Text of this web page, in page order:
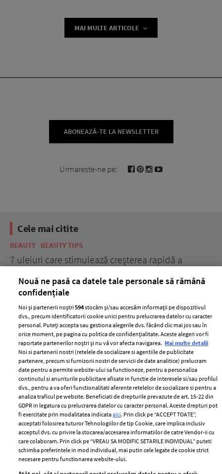
MAI MULTE ARTICOLE
ABONEAZĂ-TE LA NEWSLETTER
Urmareste-ne pe:
Cele mai citite
BEAUTY BEAUTY TIPS
7 uleiuri care stimulează creșterea rapidă a
ELLE Style Awards
2024
Despre ELLE
Romania
Contact
Abonamente
Termeni si conditii
Politica de
confidențialitate
Politica de cookies
Publicitate
Nouă ne pasă ca datele tale personale să rămână
confidențiale
Noi și partenerii noștri594stocăm și/sau accesăm informații pe dispozitivul
dvs., precum identificatorii cookie unici pentru prelucrarea datelor cu caracter
personal. Puteți accepta sau gestiona alegerile dvs. făcând clic mai jos sau în
orice moment, pe pagina cu politica de confidențialitate. Aceste alegeri vor fi
raportate partenerilor noștri și nu vă vor afecta navigarea. Mai multe detalii
Noi si partenerii nostri (retelele de socializare si agentiile de publicitate
partenere, precum si furnizorii nostri de servicii de date analitice) prelucram
date pentru a permite website-ului sa functioneze, pentru a personaliza
continutul si anunturile publicitare afisate in functie de interesele si/sau profilul
dvs., pentru a va oferi functionalitati aferente retelelor de socializare si pentru a
analiza traficul pe website. Beneficiati de drepturile prevazute de art. 15-22 din
GDPR in legatura cu prelucrarea datelor cu caracter personal. Aceste drepturi pot
fi exercitate prin modalitatea indicataaici. Prin click pe “ACCEPT TOATE”,
acceptati folosirea tuturor Tehnologiilor de tip Cookie, care implica inclusiv
acceptul dvs. cu privire la stocarea/accesarea informatiilor de catre Vendor-ii cu
care colaboram. Prin click pe “VREAU SA MODIFIC SETARILE INDIVIDUAL” puteti
schimba preferintele in mod individual, mai putin cele legate de cookie strict
necesare pentru functionarea website-ului.